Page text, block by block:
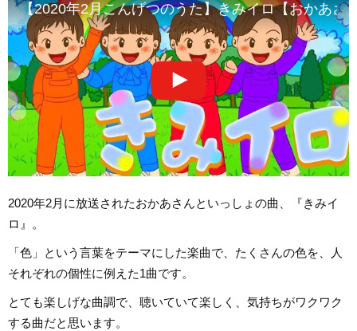
【2020年2月こんげつのうた】きみイロ【おかあさ
2020年2月に放送されたおかあさんといっしょの曲、『きみイ
ロ』。
「色」という言葉をテーマにした楽曲で、たくさんの色を、人
それぞれの個性に例えた1曲です。
とても楽しげな曲調で、聴いていて楽しく、気持ちがワクワク
する曲だと思います。